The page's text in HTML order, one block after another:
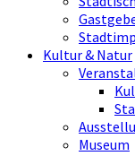
Kultur & Natur
Museum